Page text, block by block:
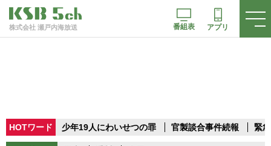
株式会社 瀬戸内海放送 番組表 アプリ
HOTワード 少年19人にわいせつの罪 官製談合事件続報 緊